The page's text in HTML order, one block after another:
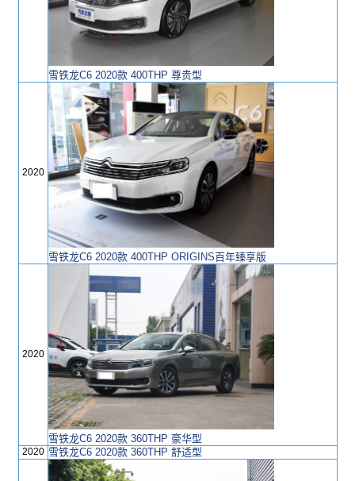
雪铁龙C6 2020款 400THP 尊贵型
2020
雪铁龙C6 2020款 400THP ORIGINS百年臻享版
2020
雪铁龙C6 2020款 360THP 豪华型
2020 雪铁龙C6 2020款 360THP 舒适型